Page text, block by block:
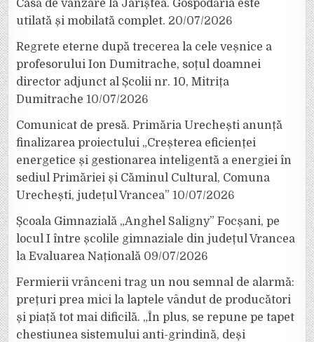
Casă de vânzare la Jariștea. Gospodăria este
utilată și mobilată complet. 20/07/2026
Regrete eterne după trecerea la cele veșnice a
profesorului Ion Dumitrache, soțul doamnei
director adjunct al Școlii nr. 10, Mitrița
Dumitrache 10/07/2026
Comunicat de presă. Primăria Urechești anunță
finalizarea proiectului „Creșterea eficienței
energetice și gestionarea inteligentă a energiei în
sediul Primăriei și Căminul Cultural, Comuna
Urechești, județul Vrancea” 10/07/2026
Școala Gimnazială „Anghel Saligny” Focșani, pe
locul I între școlile gimnaziale din județul Vrancea
la Evaluarea Națională 09/07/2026
Fermierii vrânceni trag un nou semnal de alarmă:
prețuri prea mici la laptele vândut de producători
și piață tot mai dificilă. „În plus, se repune pe tapet
chestiunea sistemului anti-grindină, deși